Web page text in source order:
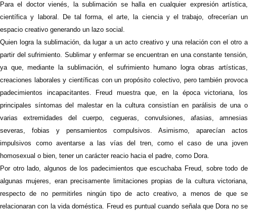
Para el doctor vienés, la sublimación se halla en cualquier expresión artística,
científica y laboral. De tal forma, el arte, la ciencia y el trabajo, ofrecerían un
espacio creativo generando un lazo social.
Quien logra la sublimación, da lugar a un acto creativo y una relación con el otro a
partir del sufrimiento. Sublimar y enfermar se encuentran en una constante tensión,
ya que, mediante la sublimación, el sufrimiento humano logra obras artísticas,
creaciones laborales y científicas con un propósito colectivo, pero también provoca
padecimientos incapacitantes. Freud muestra que, en la época victoriana, los
principales síntomas del malestar en la cultura consistían en parálisis de una o
varias extremidades del cuerpo, cegueras, convulsiones, afasias, amnesias
severas, fobias y pensamientos compulsivos. Asimismo, aparecían actos
impulsivos como aventarse a las vías del tren, como el caso de una joven
homosexual o bien, tener un carácter reacio hacia el padre, como Dora.
Por otro lado, algunos de los padecimientos que escuchaba Freud, sobre todo de
algunas mujeres, eran precisamente limitaciones propias de la cultura victoriana,
respecto de no permitirles ningún tipo de acto creativo, a menos de que se
relacionaran con la vida doméstica. Freud es puntual cuando señala que Dora no se